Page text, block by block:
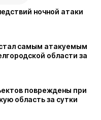
ночной атаки
самым атакуемым
области за
повреждены при
область за сутки